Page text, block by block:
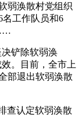
弱涣散村党组织
名工作队员和6
铲除软弱涣
。目前，全市上
部退出软弱涣散
认定软弱涣散